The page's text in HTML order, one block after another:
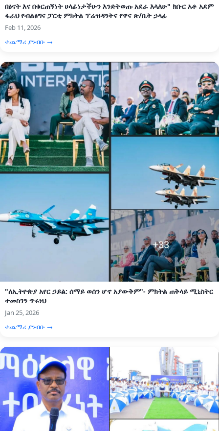
በፅናት እና በቁርጠኝነት ሀላፊነታችሁን እንድትወጡ አደራ እላለሁ" ክቡር አቶ አደም
ፋራህ የብልፅግና ፓርቲ ምክትል ፕሬዝዳንትና የዋና ጽ/ቤት ኃላፊ
Feb 11, 2026
ተጨማሪ ያንብቡ →
"ለኢትዮጵያ አየር ኃይል: ሰማይ ወሰን ሆኖ አያውቅም"- ምክትል ጠቅላይ ሚኒስትር
ተመስገን ጥሩነህ
Jan 25, 2026
ተጨማሪ ያንብቡ →